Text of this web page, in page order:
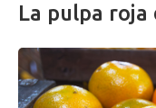
La pulpa